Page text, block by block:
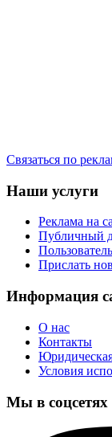
Связаться по
Наши услуги
Реклама на
Публичный
Прислать
Информация
О нас
Контакты
Условия
Мы в соцсетях